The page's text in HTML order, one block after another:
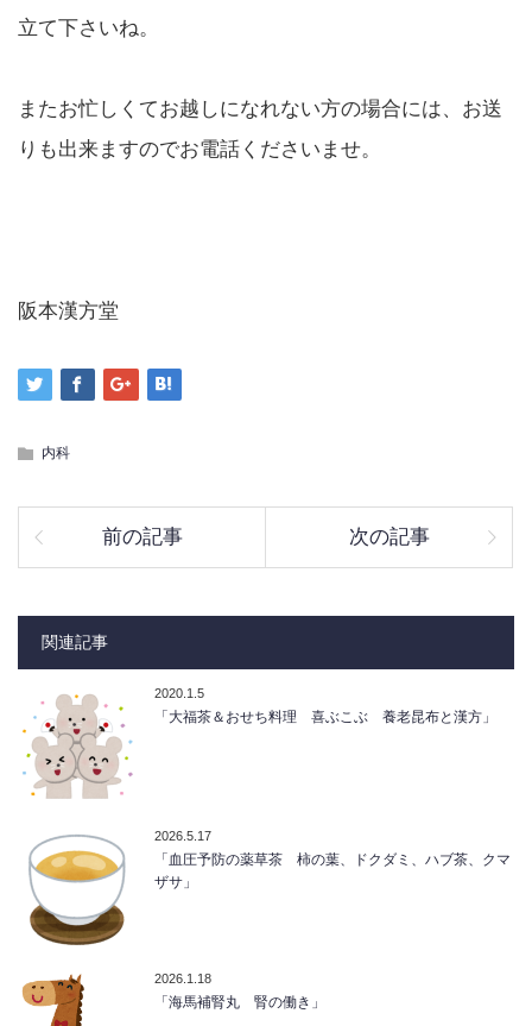
立て下さいね。
またお忙しくてお越しになれない方の場合には、お送
りも出来ますのでお電話くださいませ。
阪本漢方堂
内科
前の記事 次の記事
関連記事
2020.1.5
「大福茶＆おせち料理 喜ぶこぶ 養老昆布と漢方」
2026.5.17
「血圧予防の薬草茶 柿の葉、ドクダミ、ハブ茶、クマ
ザサ」
2026.1.18
「海馬補腎丸 腎の働き」